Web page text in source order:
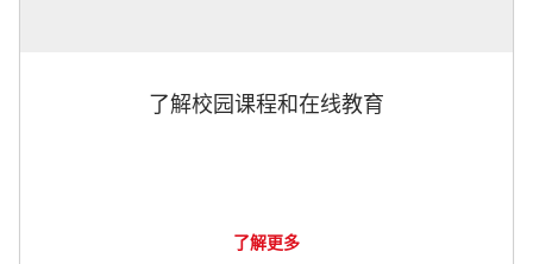
了解校园课程和在线教育
了解更多